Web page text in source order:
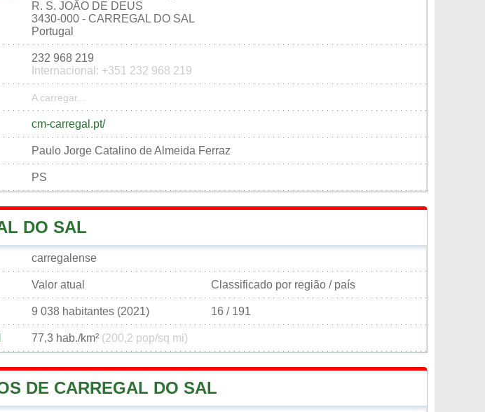
R. S. JOÃO DE DEUS
3430-000 - CARREGAL DO SAL
Portugal
232 968 219
Internacional: +351 232 968 219
A carregar...
cm-carregal.pt/
Paulo Jorge Catalino de Almeida Ferraz
PS
DO SAL
carregalense
Valor atual Classificado por região / país
9 038 habitantes (2021) 16 / 191
77,3 hab./km² (200,2 pop/sq mi)
DE CARREGAL DO SAL